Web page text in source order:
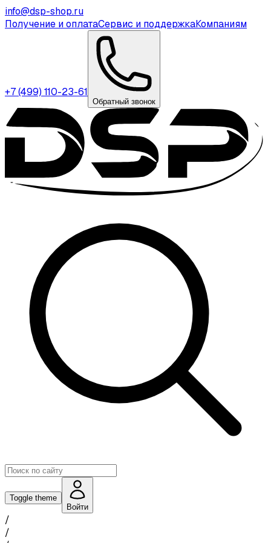
info@dsp-shop.ru
Получение и оплатаСервис и поддержкаКомпаниям
+7 (499) 110-23-61
Обратный звонок
Toggle theme
Войти
/
/